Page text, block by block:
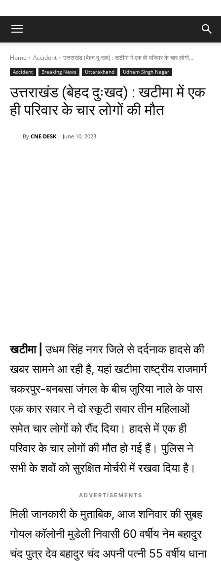
Home Accident उत्तराखंड (बेहद दुःखद) : खटीमा में एक ही परिवार के चार लोगों...
Accident Breaking News Uttarakhand Udham Singh Nagar
उत्तराखंड (बेहद दुःखद) : खटीमा में एक
ही परिवार के चार लोगों की मौत
By CNE DESK June 10, 2023
खटीमा |उधम सिंह नगर जिले से दर्दनाक हादसे की
खबर सामने आ रही है, यहां खटीमा राष्ट्रीय राजमार्ग
चकरपुर-बनबसा जंगल के बीच जुरिया नाले के पास
एक कार सवार ने दो स्कूटी सवार तीन महिलाओं
समेत चार लोगों को रौंद दिया। हादसे में एक ही
परिवार के चार लोगों की मौत हो गई हैं। पुलिस ने
सभी के शवों को सुरक्षित मोर्चरी में रखवा दिया है।
ADVERTISEMENTS
मिली जानकारी के मुताबिक, आज शनिवार की सुबह
गोयल कॉलोनी मुडेली निवासी 60 वर्षीय नेम बहादुर
चंद पुत्र देव बहादुर चंद अपनी पत्नी 55 वर्षीय धाना